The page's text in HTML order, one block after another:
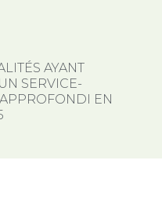
AYANT
SERVICE-
EN